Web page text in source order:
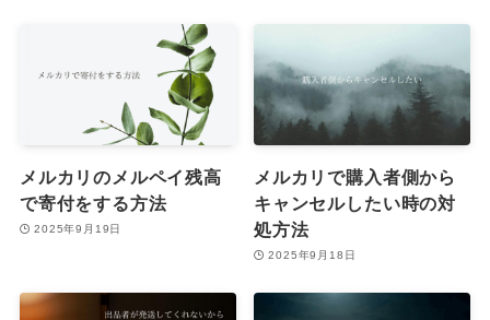
メルカリのメルペイ残高
で寄付をする方法
2025年9月19日
メルカリで購入者側から
キャンセルしたい時の対
処方法
2025年9月18日